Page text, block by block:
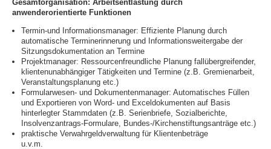
Gesamtorganisation: Arbeitsentlastung durch
anwenderorientierte Funktionen
Termin-und Informationsmanager: Effiziente Planung durch
automatische Terminerinnerung und Informationsweitergabe der
Sitzungsdokumentation an Termine
Projektmanager: Ressourcenfreundliche Planung fallübergreifender,
klientenunabhängiger Tätigkeiten und Termine (z.B. Gremienarbeit,
Veranstaltungsplanung etc.)
Formularwesen- und Dokumentenmanager: Automatisches Füllen
und Exportieren von Word- und Exceldokumenten auf Basis
hinterlegter Stammdaten (z.B. Serienbriefe, Sozialberichte,
Insolvenzantrags-Formulare, Bundes-/Kirchenstiftungsanträge etc.)
praktische Verwahrgeldverwaltung für Klientenbeträge
u.v.m.